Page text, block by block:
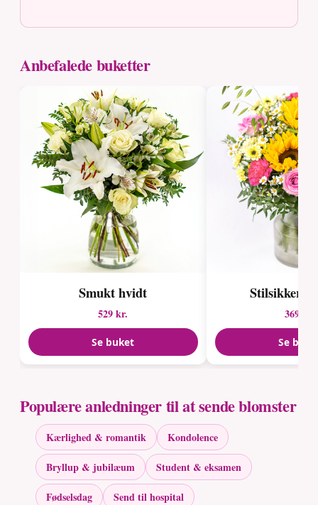
Anbefalede buketter
Smukt hvidt
529 kr.
Se buket
Stilsikker
369 kr.
Se
Populære anledninger til at sende blomster
Kærlighed & romantik
Kondolence
Bryllup & jubilæum
Student & eksamen
Fødselsdag
Send til hospital